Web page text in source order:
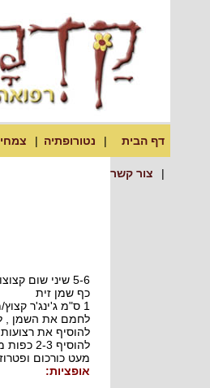
דף הבית נטורופתיה
צור קשר
5-6 שיני שום קצוצות/כתושות
כף שמן זית
1 ס"מ ג'ינג'ר קצוץ/מגורד
לחמם את השמן ,
להוסיף את
להוסיף 2-3 כפות מיץ לימון
מעט כורכום
אופציות: